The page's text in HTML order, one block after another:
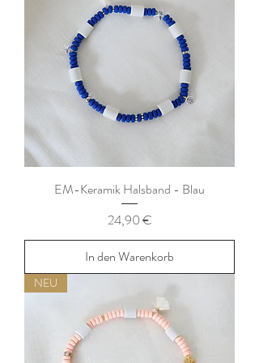
EM-Keramik Halsband - Blau
Preis
24,90 €
In den Warenkorb
NEU